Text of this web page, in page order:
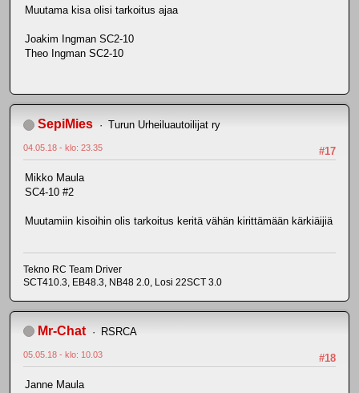
Muutama kisa olisi tarkoitus ajaa
Joakim Ingman SC2-10
Theo Ingman SC2-10
SepiMies Turun Urheiluautoilijat ry
#17
04.05.18 - klo: 23.35
Mikko Maula
SC4-10 #2
Muutamiin kisoihin olis tarkoitus keritä vähän kirittämään kärkiäijiä
Tekno RC Team Driver
SCT410.3, EB48.3, NB48 2.0, Losi 22SCT 3.0
Mr-Chat RSRCA
#18
05.05.18 - klo: 10.03
Janne Maula